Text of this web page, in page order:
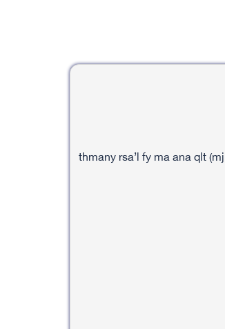
thmany rsa’l fy ma ana qlt